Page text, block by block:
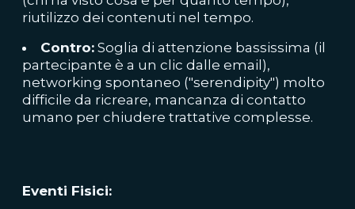
riutilizzo dei contenuti nel tempo.
Contro: Soglia di attenzione bassissima (il
partecipante è a un clic dalle email),
networking spontaneo ("serendipity") molto
difficile da ricreare, mancanza di contatto
umano per chiudere trattative complesse.
Eventi Fisici: